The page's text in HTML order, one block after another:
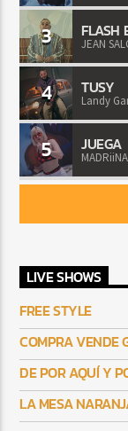
3 FLASH
JEAN
4 TUSY
Landy
5 JUEGA
MADRiiNA
LIVE SHOWS
FREE STYLE
COMPRA VENDE
DE POR AQUÍ Y
LA MESA